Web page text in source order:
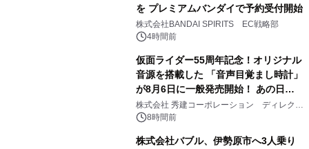
を プレミアムバンダイで予約受付開始
株式会社BANDAI SPIRITS EC戦略部
4時間前
仮面ライダー55周年記念！オリジナル
音源を搭載した 「音声目覚まし時計」
が8月6日に一般発売開始！ あの日の
大興奮が今甦る
株式会社 秀建コーポレーション ディレクト
アートギャラリー
8時間前
株式会社バブル、伊勢原市へ3人乗り